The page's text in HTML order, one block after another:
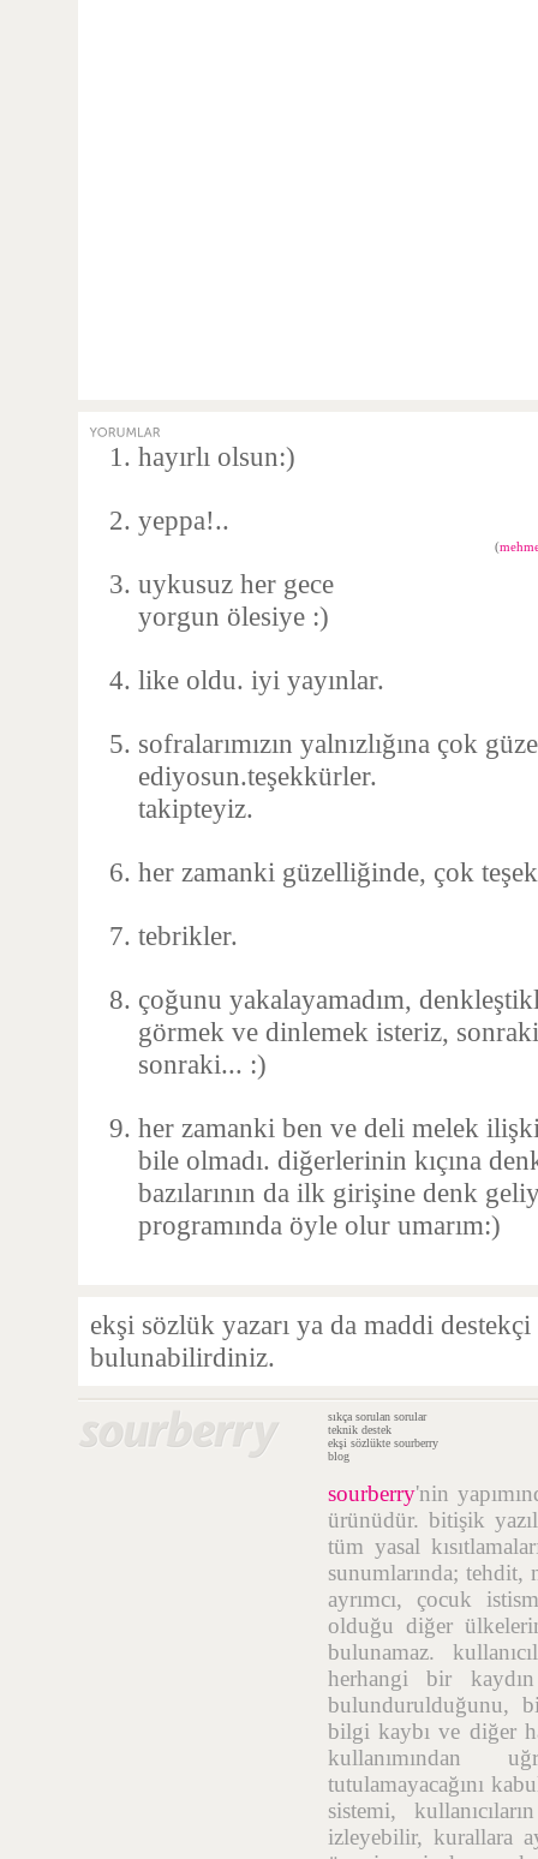
hayırlı olsun:)
yeppa!..
(
uykusuz her gece
yorgun ölesiye :)
like oldu. iyi yayınlar.
sofralarımızın yalnızlığına çok
ediyosun.teşekkürler.
takipteyiz.
her zamanki güzelliğinde, çok
tebrikler.
çoğunu yakalayamadım,
görmek ve dinlemek isteriz,
sonraki... :)
her zamanki ben ve deli melek
bile olmadı. diğerlerinin kıçına
bazılarının da ilk girişine denk
programında öyle olur umarım:)
ekşi sözlük yazarı ya da maddi
bulunabilirdiniz.
sıkça sorulan sorular
teknik destek
ekşi sözlükte sourberry
blog
sourberry'nin
ürünüdür. bitişik
tüm yasal
sunumlarında; tehdit,
ayrımcı, çocuk
olduğu diğer ülkelerin
bulunamaz.
herhangi bir
bulundurulduğunu,
bilgi kaybı ve diğer
kullanımından
tutulamayacağını
sistemi,
izleyebilir, kurallara